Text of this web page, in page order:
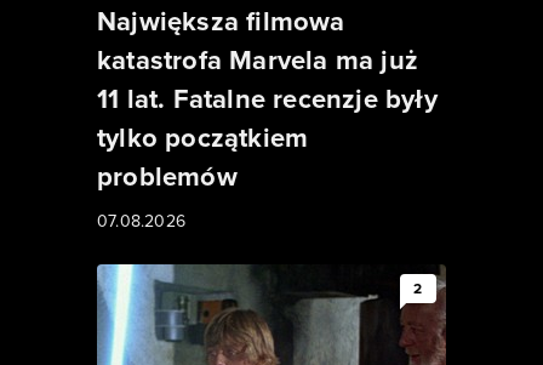
Największa filmowa
katastrofa Marvela ma już
11 lat. Fatalne recenzje były
tylko początkiem
problemów
07.08.2026
2